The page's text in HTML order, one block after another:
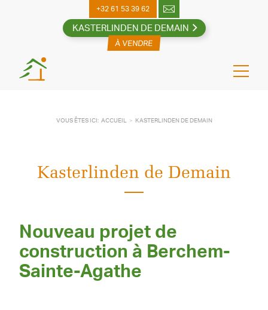
KASTERLINDEN DE DEMAIN
+32 61 53 39 62
VOUS ÊTES ICI: ACCUEIL KASTERLINDEN DE DEMAIN
Kasterlinden de Demain
Nouveau projet de
construction à Berchem-
Sainte-Agathe